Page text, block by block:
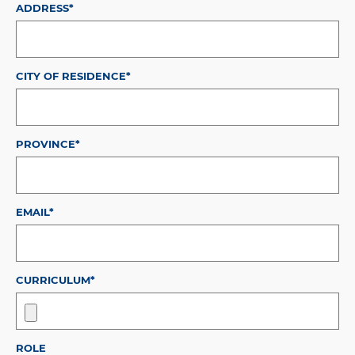
ADDRESS*
CITY OF RESIDENCE*
PROVINCE*
EMAIL*
CURRICULUM*
ROLE